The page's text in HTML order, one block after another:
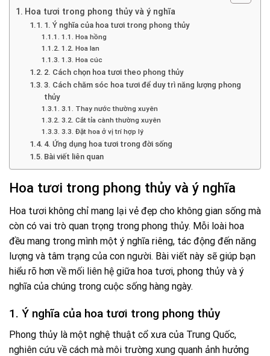
Hoa tươi trong phong thủy và ý nghĩa
1. Ý nghĩa của hoa tươi trong phong thủy
1.1. Hoa hồng
1.2. Hoa lan
1.3. Hoa cúc
2. Cách chọn hoa tươi theo phong thủy
3. Cách chăm sóc hoa tươi để duy trì năng lượng phong
thủy
3.1. Thay nước thường xuyên
3.2. Cắt tỉa cành thường xuyên
3.3. Đặt hoa ở vị trí hợp lý
4. Ứng dụng hoa tươi trong đời sống
Bài viết liên quan
Hoa tươi trong phong thủy và ý nghĩa
Hoa tươi không chỉ mang lại vẻ đẹp cho không gian sống mà
còn có vai trò quan trọng trong phong thủy. Mỗi loài hoa
đều mang trong mình một ý nghĩa riêng, tác động đến năng
lượng và tâm trạng của con người. Bài viết này sẽ giúp bạn
hiểu rõ hơn về mối liên hệ giữa hoa tươi, phong thủy và ý
nghĩa của chúng trong cuộc sống hàng ngày.
1. Ý nghĩa của hoa tươi trong phong thủy
Phong thủy là một nghệ thuật cổ xưa của Trung Quốc,
nghiên cứu về cách mà môi trường xung quanh ảnh hưởng